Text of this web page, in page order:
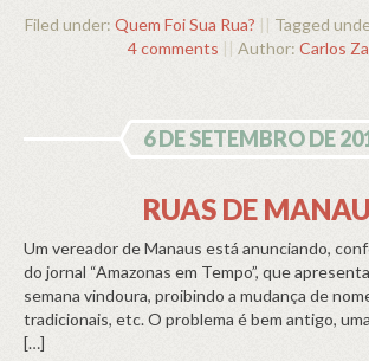
Filed under: Quem Foi Sua Rua? || Tagged
4 comments || Author: Carlos
6 DE SETEMBRO DE
RUAS DE
Um vereador de Manaus está anunciando,
do jornal “Amazonas em Tempo”, que
semana vindoura, proibindo a mudança de
tradicionais, etc. O problema é bem antigo,
[…]